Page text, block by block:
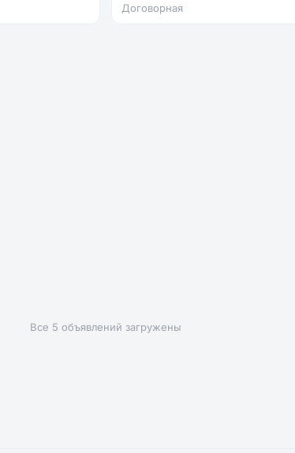
Договорная
Все 5 объявлений загружены